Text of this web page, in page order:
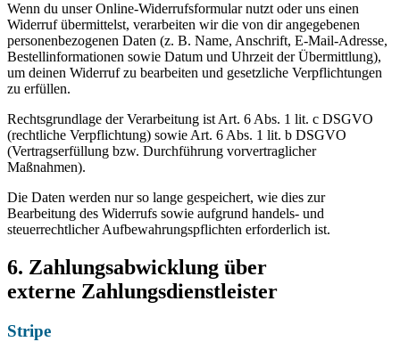
Wenn du unser Online-Widerrufsformular nutzt oder uns einen
Widerruf übermittelst, verarbeiten wir die von dir angegebenen
personenbezogenen Daten (z. B. Name, Anschrift, E-Mail-Adresse,
Bestellinformationen sowie Datum und Uhrzeit der Übermittlung),
um deinen Widerruf zu bearbeiten und gesetzliche Verpflichtungen
zu erfüllen.
Rechtsgrundlage der Verarbeitung ist Art. 6 Abs. 1 lit. c DSGVO
(rechtliche Verpflichtung) sowie Art. 6 Abs. 1 lit. b DSGVO
(Vertragserfüllung bzw. Durchführung vorvertraglicher
Maßnahmen).
Die Daten werden nur so lange gespeichert, wie dies zur
Bearbeitung des Widerrufs sowie aufgrund handels- und
steuerrechtlicher Aufbewahrungspflichten erforderlich ist.
6. Zahlungsabwicklung über
externe Zahlungsdienstleister
Stripe